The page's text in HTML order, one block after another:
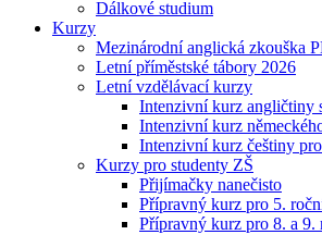
Dálkové studium
Kurzy
Mezinárodní anglická zkouška
Letní příměstské tábory 2026
Letní vzdělávací kurzy
Intenzivní kurz angličtiny
Intenzivní kurz
Intenzivní kurz češtiny
Kurzy pro studenty ZŠ
Přijímačky nanečisto
Přípravný kurz pro 5.
Přípravný kurz pro 8. a